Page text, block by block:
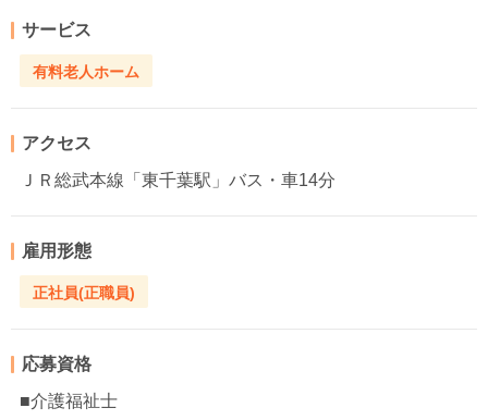
サービス
有料老人ホーム
アクセス
ＪＲ総武本線「東千葉駅」バス・車14分
雇用形態
正社員(正職員)
応募資格
■介護福祉士